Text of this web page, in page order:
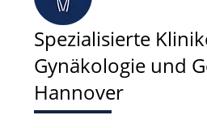
Spezialisierte
Gynäkologie und
Hannover